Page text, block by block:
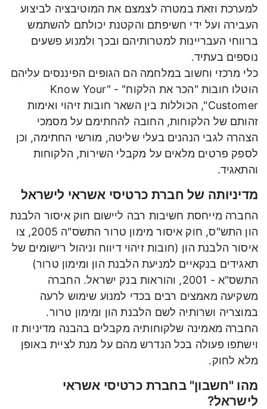
למערכת וזאת במטרה לצמצם את המוטיבציה לביצוע
העבירה ועל ידי חשיפתם והקטנת יכולתם להשתמש
ברווחי העבריינות למטרותיהם ובכך ולמנוע פשעים
נוספים בעתיד.
כלי מרכזי וחשוב במלחמה הם הגופים הפיננסים עליהם
הוטלו חובות "הכר את הלקוח" - "Know Your
Customer", הכוללות בין השאר חובות זיהוי ואימות
זהותם של הלקוחות, החובה להחתימם על מסמכי
הצהרה לגבי הנהנים בעלי שליטה, מורשי החתימה, וכן
לספק פרטים מלאים על מקבלי השירות, הלקוחות
והתאגיד.
מדיניותה של חברת כרטיסי אשראי לישראל
החברה מייחסת חשיבות רבה ליישום חוק איסור הלבנת
הון התש"ס, חוק איסור מימון טרור התשס"ה 2005, צו
איסור הלבנת הון (חובות זיהוי דיווח וניהול רישומים של
תאגידים בנקאיים למניעת הלבנת הון ומימון טרור)
התשס"א - 2001, והוראות בנק ישראל. החברה
משקיעה מאמצים רבים בכדי למנוע שימוש לרעה
במוצריה ושרותיה לשם הלבנת הון ומימון טרור.
החברה מאמינה שלקוחותיה מקבלים בהבנה מדיניות זו
וישתפו פעולה בכל הנדרש מהם על מנת לציית באופן
מלא לחוק.
מהו "חשבון" בחברת כרטיסי אשראי
לישראל?